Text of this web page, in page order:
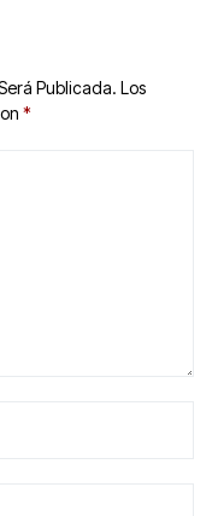
Publicada. Los
*